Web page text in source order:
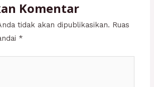
Komentar
tidak akan dipublikasikan. Ruas
*